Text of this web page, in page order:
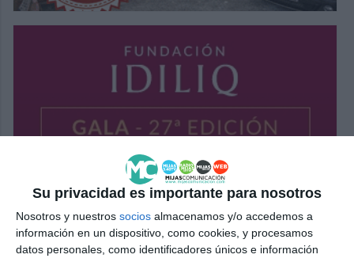
Su privacidad es importante para nosotros
Nosotros y nuestros socios almacenamos y/o accedemos a
información en un dispositivo, como cookies, y procesamos
datos personales, como identificadores únicos e información